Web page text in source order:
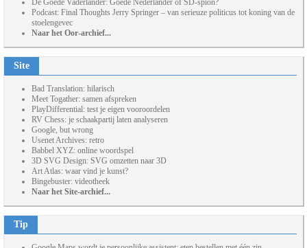
De Goede Vaderlander: Goede Nederlander of SD-spion?
Podcast: Final Thoughts Jerry Springer – van serieuze politicus tot koning van de
stoelengevec
Naar het Oor-archief...
Site
Bad Translation: hilarisch
Meet Togather: samen afspreken
PlayDifferential: test je eigen vooroordelen
RV Chess: je schaakpartij laten analyseren
Google, but wrong
Usenet Archives: retro
Babbel XYZ: online woordspel
3D SVG Design: SVG omzetten naar 3D
Art Atlas: waar vind je kunst?
Bingebuster: videotheek
Naar het Site-archief...
Tip